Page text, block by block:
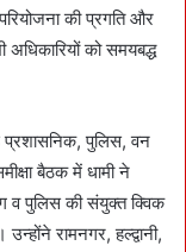
की प्रगति और
अधिकारियों को समयबद्ध
प्रशासनिक, पुलिस, वन
बैठक में धामी ने
व पुलिस की संयुक्त क्विक
रामनगर, हल्द्वानी,